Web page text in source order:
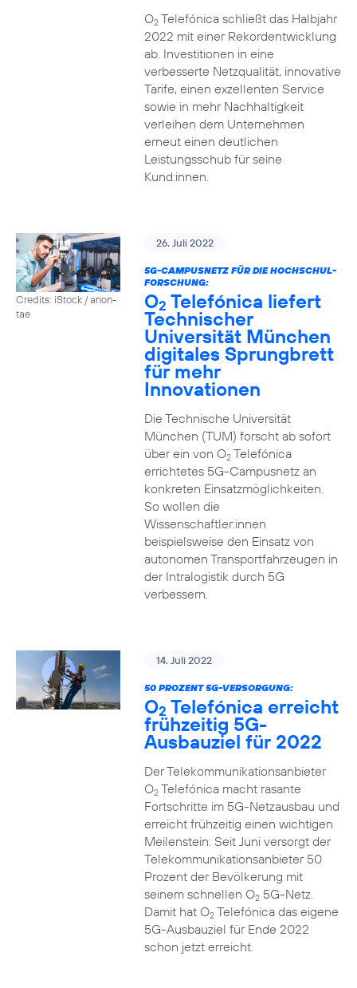
O2Telefónica schließt das Halbjahr
2022 mit einer Rekordentwicklung
ab. Investitionen in eine
verbesserte Netzqualität, innovative
Tarife, einen exzellenten Service
sowie in mehr Nachhaltigkeit
verleihen dem Unternehmen
erneut einen deutlichen
Leistungsschub für seine
Kund:innen.
Credits: iStock / anon-
tae
26. Juli 2022
5G-CAMPUSNETZ FÜR DIE HOCHSCHUL-
FORSCHUNG:
O2 Telefónica liefert
Technischer
Universität München
digitales Sprungbrett
für mehr
Innovationen
Die Technische Universität
München (TUM) forscht ab sofort
über ein von O2Telefónica
errichtetes 5G-Campusnetz an
konkreten Einsatzmöglichkeiten.
So wollen die
Wissenschaftler:innen
beispielsweise den Einsatz von
autonomen Transportfahrzeugen in
der Intralogistik durch 5G
verbessern.
14. Juli 2022
50 PROZENT 5G-VERSORGUNG:
O2 Telefónica erreicht
frühzeitig 5G-
Ausbauziel für 2022
Der Telekommunikationsanbieter
O2Telefónica macht rasante
Fortschritte im 5G-Netzausbau und
erreicht frühzeitig einen wichtigen
Meilenstein: Seit Juni versorgt der
Telekommunikationsanbieter 50
Prozent der Bevölkerung mit
seinem schnellen O25G-Netz.
Damit hat O2Telefónica das eigene
5G-Ausbauziel für Ende 2022
schon jetzt erreicht.